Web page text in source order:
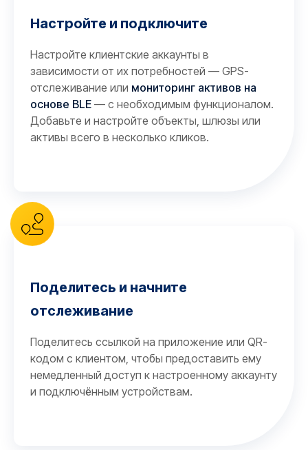
Настройте и подключите
Настройте клиентские аккаунты в
зависимости от их потребностей — GPS-
отслеживание или мониторинг активов на
основе BLE — с необходимым функционалом.
Добавьте и настройте объекты, шлюзы или
активы всего в несколько кликов.
Поделитесь и начните
отслеживание
Поделитесь ссылкой на приложение или QR-
кодом с клиентом, чтобы предоставить ему
немедленный доступ к настроенному аккаунту
и подключённым устройствам.